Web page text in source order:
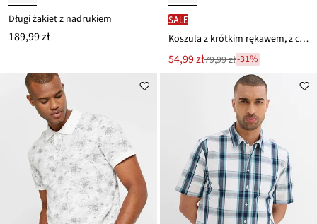
Długi żakiet z nadrukiem
189,99 zł
SALE
Koszula z krótkim rękawem, z czystej bawełny
Nowa
cena
54,99 zł
Przeceniono
79,99 zł-31%